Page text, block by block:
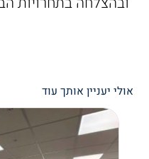
אולי יעניין אותך עוד